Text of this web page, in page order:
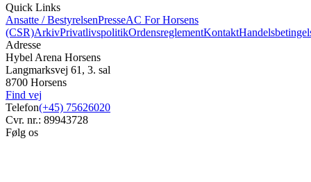
Quick Links
Ansatte / BestyrelsenPresseAC For Horsens
(CSR)ArkivPrivatlivspolitikOrdensreglementKontakt
Adresse
Hybel Arena Horsens
Langmarksvej 61, 3. sal
8700 Horsens
Find vej
Telefon(+45) 75626020
Cvr. nr.: 89943728
Følg os